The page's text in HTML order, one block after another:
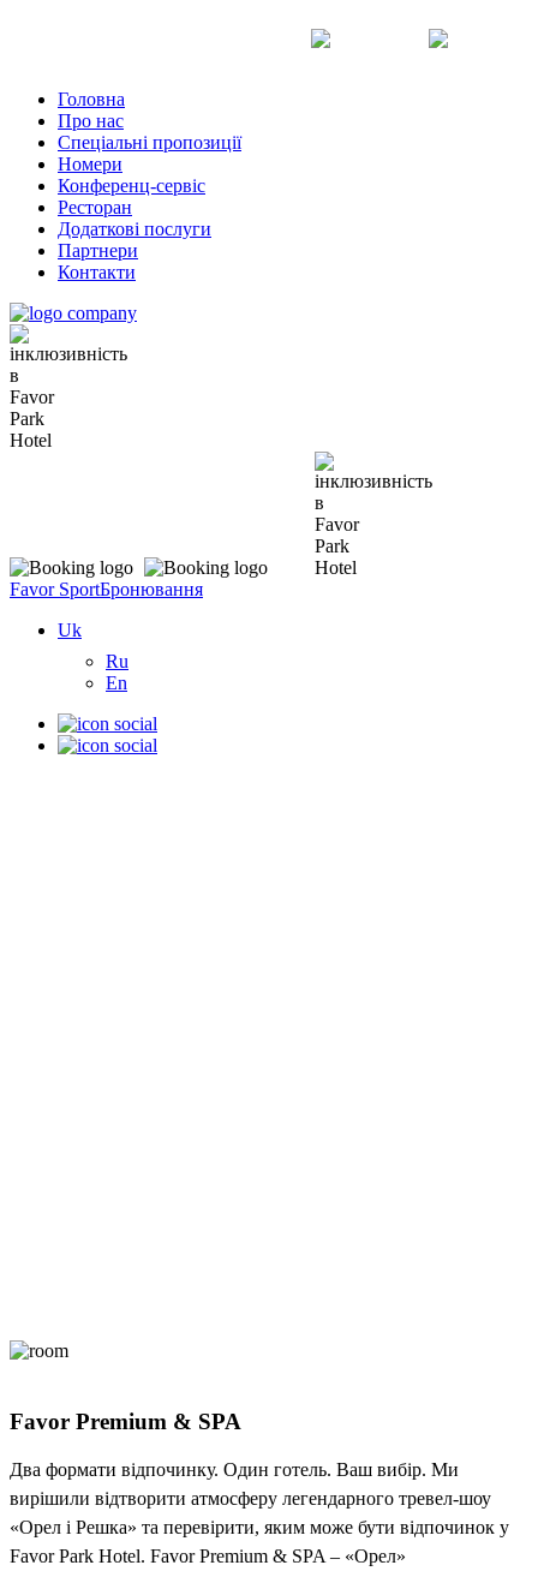
Головна
Про нас
Спеціальні пропозиції
Номери
Конференц-сервіс
Ресторан
Додаткові послуги
Партнери
Контакти
Favor SportБронювання
Uk
Ru
En
Favor Premium & SPA
Два формати відпочинку. Один готель. Ваш вибір. Ми
вирішили відтворити атмосферу легендарного тревел-шоу
«Орел і Решка» та перевірити, яким може бути відпочинок у
Favor Park Hotel. Favor Premium & SPA – «Орел»